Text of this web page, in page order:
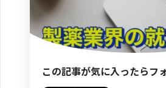
この記事が気に入ったらフ